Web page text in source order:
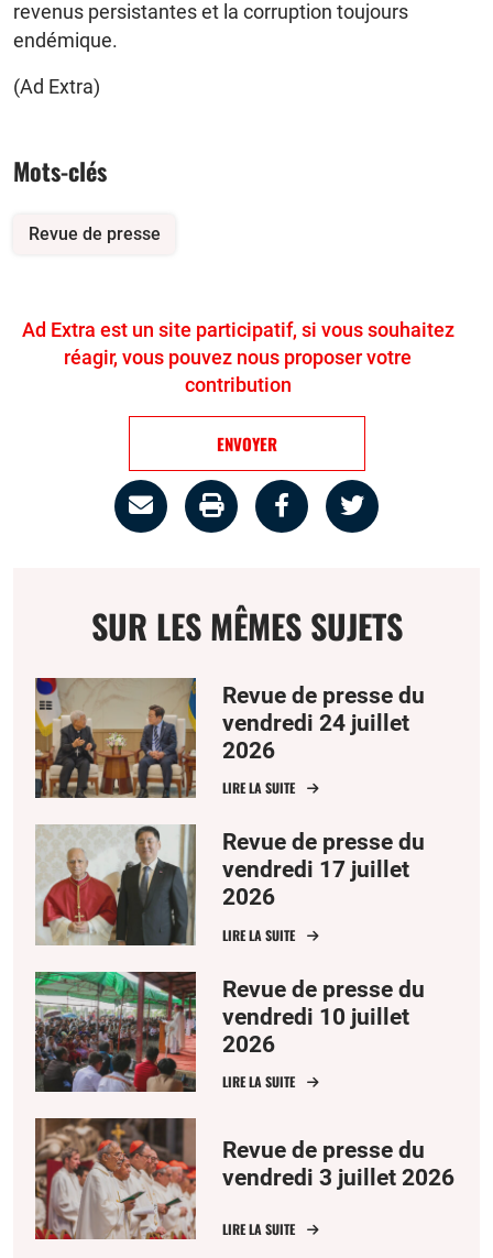
revenus persistantes et la corruption toujours
endémique.
(Ad Extra)
Mots-clés
Revue de presse
Ad Extra est un site participatif, si vous souhaitez
réagir, vous pouvez nous proposer votre
contribution
ENVOYER
Partage
par
ImprimerPartager
sur
Partager
SUR LES MÊMES SUJETS
Revue de presse du
vendredi 24 juillet
2026
LIRE LA SUITE
Revue de presse du
vendredi 17 juillet
2026
LIRE LA SUITE
Revue de presse du
vendredi 10 juillet
2026
LIRE LA SUITE
Revue de presse du
vendredi 3 juillet 2026
LIRE LA SUITE